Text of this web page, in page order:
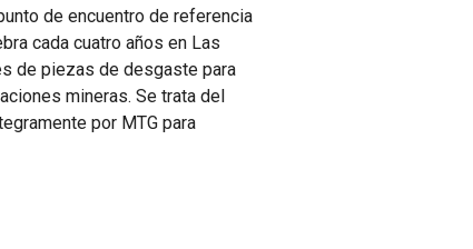
de encuentro de referencia
cada cuatro años en Las
de piezas de desgaste para
mineras. Se trata del
por MTG para